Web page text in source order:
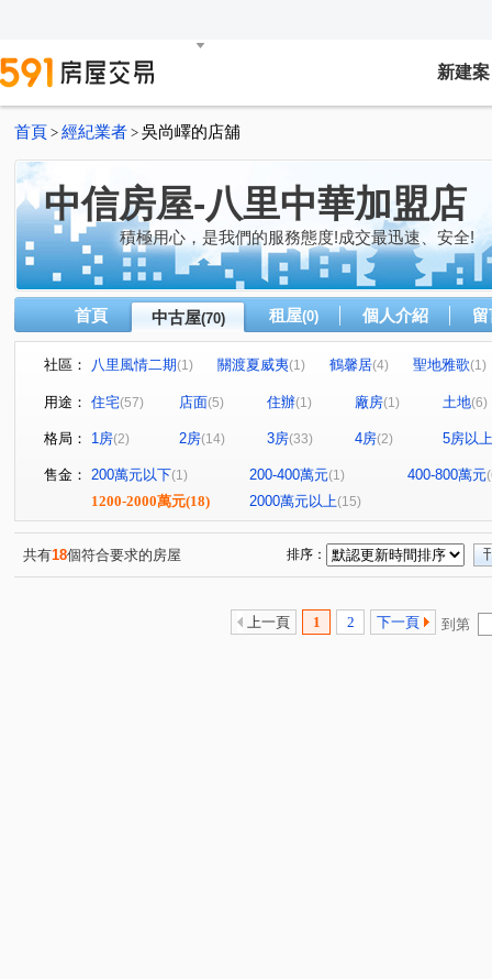
新建案
首頁 > 經紀業者 > 吳尚嶧的店舖
中信房屋-八里中華加盟店
積極用心，是我們的服務態度!成交最迅速、安全!
首頁 中古屋(70) 租屋(0) 個人介紹
社區： 八里風情二期(1) 關渡夏威夷(1) 鶴馨居(4) 聖地雅歌(1)
基玉首席 (2) 港都大廈 (1)
左岸玫瑰 伴月灣/半月灣/八里伴月灣 (1) 台北晴灣(1)
山河戀二期(4) (1) 黃金海岸 合嘉快意人生(2)
陽光峇里(1) 悅昇 源豐雅居(1) 海艷
山水緣(1) 山河戀三期(1) 富貴麗園(1) 港都大廈(1)
埤頭段(2) 中山路一段 中華路二段(17) 忠六街(1)
中山路二段(6) 頂罟一路(3) 商港二路(1) 文昌七街(2)
下罟段 (1) 光華路 埤頭一街
用途： 住宅(57) 店面(5) 住辦(1) 廠房(1) 土地(6)
格局： 1房(2) 2房(14) 3房(33) 4房(2) 5房以上
售金： 200萬元以下(1) 200-400萬元(1) 400-800萬元
1200-2000萬元(18) 2000萬元以上(15)
共有18個符合要求的房屋 排序：
上一頁 1 2 下一頁 到第